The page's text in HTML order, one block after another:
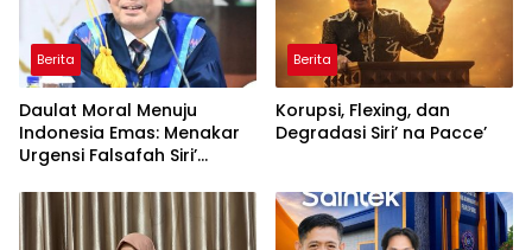
Berita
Daulat Moral Menuju
Indonesia Emas: Menakar
Urgensi Falsafah Siri’
Ancaman Kleptokrasi
Berita
Korupsi, Flexing, dan
Degradasi Siri’ na Pacce’